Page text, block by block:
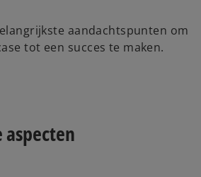
aandachtspunten om
tot een succes te maken.